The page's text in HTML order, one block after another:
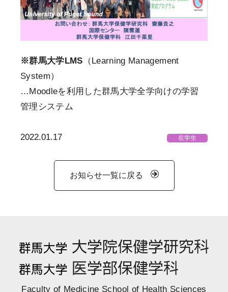
※群馬大学LMS （Learning Management
System）
…Moodleを利用した群馬大学全学向けの学習
管理システム
2022.01.17 在学生
お知らせ一覧に戻る
Faculty of Medicine School of Health Sciences